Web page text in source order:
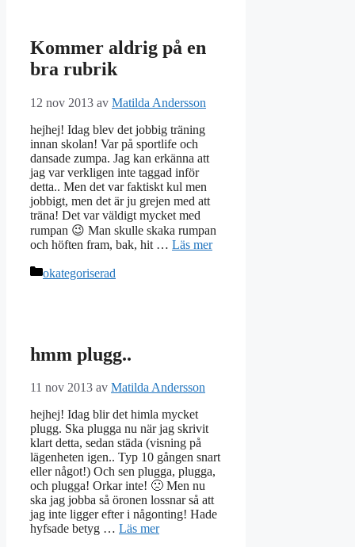
Kommer aldrig på en
bra rubrik
12 nov 2013 av Matilda Andersson
hejhej! Idag blev det jobbig träning
innan skolan! Var på sportlife och
dansade zumpa. Jag kan erkänna att
jag var verkligen inte taggad inför
detta.. Men det var faktiskt kul men
jobbigt, men det är ju grejen med att
träna! Det var väldigt mycket med
rumpan 😉 Man skulle skaka rumpan
och höften fram, bak, hit … Läs mer
Kategorier
okategoriserad
hmm plugg..
11 nov 2013 av Matilda Andersson
hejhej! Idag blir det himla mycket
plugg. Ska plugga nu när jag skrivit
klart detta, sedan städa (visning på
lägenheten igen.. Typ 10 gången snart
eller något!) Och sen plugga, plugga,
och plugga! Orkar inte! 🙁 Men nu
ska jag jobba så öronen lossnar så att
jag inte ligger efter i någonting! Hade
hyfsade betyg … Läs mer